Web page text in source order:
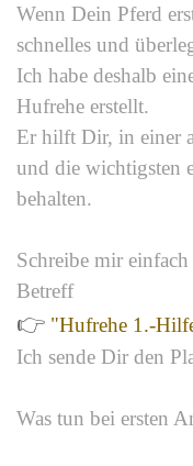
Wenn Dein Pferd
schnelles und
Ich habe deshalb
Hufrehe erstellt.
Er hilft Dir, in einer
und die wichtigsten
behalten.
Schreibe mir
Betreff
👉 "Hufrehe 1.-
Ich sende Dir den
Was tun bei ersten